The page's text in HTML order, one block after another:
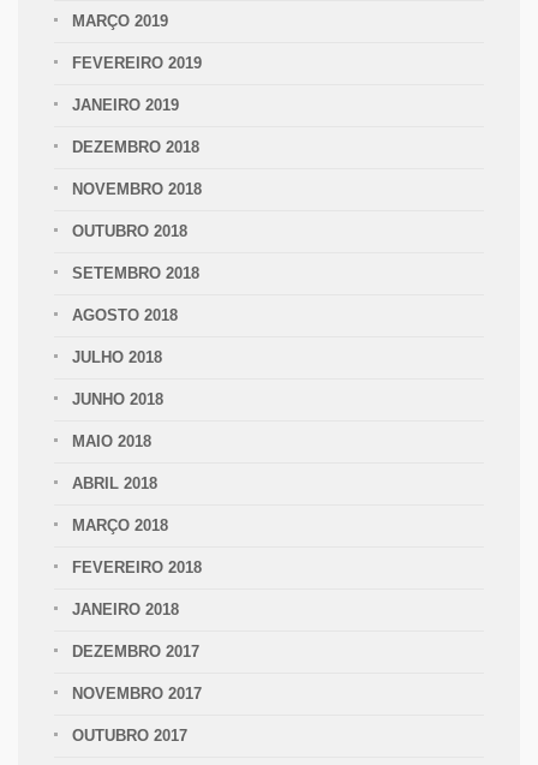
MARÇO 2019
FEVEREIRO 2019
JANEIRO 2019
DEZEMBRO 2018
NOVEMBRO 2018
OUTUBRO 2018
SETEMBRO 2018
AGOSTO 2018
JULHO 2018
JUNHO 2018
MAIO 2018
ABRIL 2018
MARÇO 2018
FEVEREIRO 2018
JANEIRO 2018
DEZEMBRO 2017
NOVEMBRO 2017
OUTUBRO 2017